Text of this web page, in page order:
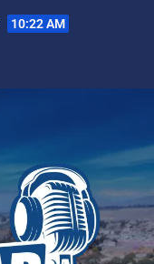
10:22 AM